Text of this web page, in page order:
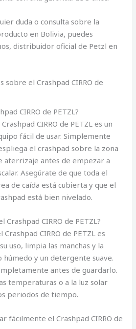
duda o consulta sobre la
en Bolivia, puedes
distribuidor oficial de Petzl en
sobre el Crashpad CIRRO de
CIRRO de PETZL?
Crashpad CIRRO de PETZL es un
fácil de usar. Simplemente
el crashpad sobre la zona
aterrizaje antes de empezar a
Asegúrate de que toda el
de caída está cubierta y que el
está bien nivelado.
Crashpad CIRRO de PETZL?
CIRRO de PETZL es
uso, limpia las manchas y la
húmedo y un detergente suave.
antes de guardarlo.
temperaturas o a la luz solar
periodos de tiempo.
fácilmente el Crashpad CIRRO de